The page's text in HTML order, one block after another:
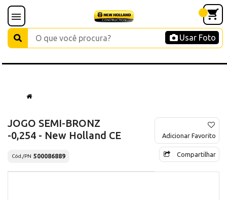
Usar Foto
JOGO SEMI-BRONZ
-0,254 - New Holland CE
Cód./PN 500086889
Adicionar Favorito
Compartilhar